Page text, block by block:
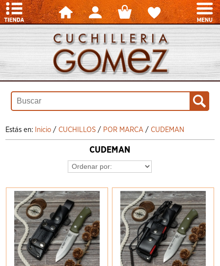
Estás en: Inicio /CUCHILLOS / POR MARCA /CUDEMAN
CUDEMAN